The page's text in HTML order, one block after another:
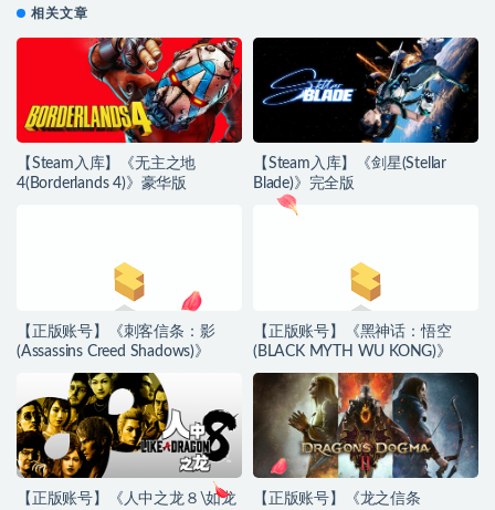
相关文章
【Steam入库】《无主之地
4(Borderlands 4)》豪华版
【Steam入库】《剑星(Stellar
Blade)》完全版
【正版账号】《刺客信条：影
(Assassins Creed Shadows)》
【正版账号】《黑神话：悟空
(BLACK MYTH WU KONG)》
【正版账号】《人中之龙８\如龙
【正版账号】《龙之信条